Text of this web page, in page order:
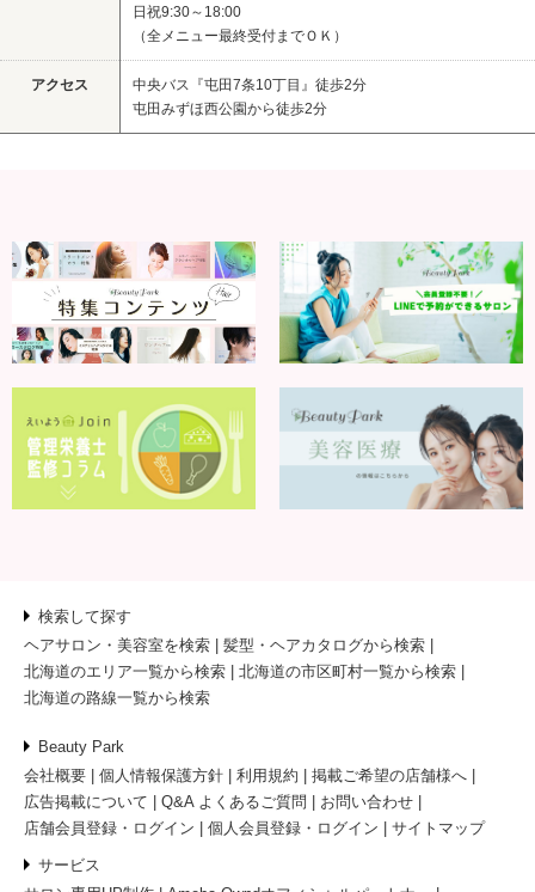
日祝9:30～18:00
（全メニュー最終受付までＯＫ）
アクセス
中央バス『屯田7条10丁目』徒歩2分
屯田みずほ西公園から徒歩2分
検索して探す
ヘアサロン・美容室を検索
髪型・ヘアカタログから検索
北海道のエリア一覧から検索
北海道の市区町村一覧から検索
北海道の路線一覧から検索
Beauty Park
会社概要
個人情報保護方針 利用規約
掲載ご希望の店舗様へ
広告掲載について
Q&A よくあるご質問
お問い合わせ
店舗会員登録・ログイン
個人会員登録・ログイン サイトマップ
サービス